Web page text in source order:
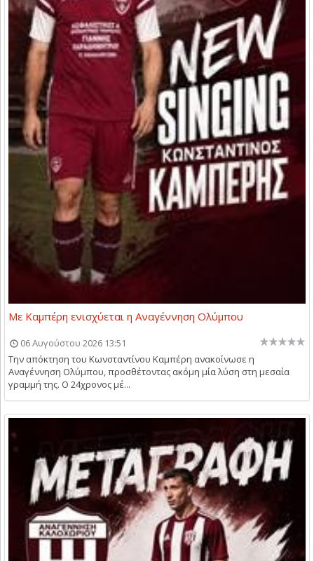
Με Καμπέρη ενισχύεται η Αναγέννηση Ολύμπου
06 Αυγούστου 2026 13:51
Την απόκτηση του Κωνσταντίνου Καμπέρη ανακοίνωσε η
Αναγέννηση Ολύμπου, προσθέτοντας ακόμη μία λύση στη μεσαία
γραμμή της. Ο 24χρονος μέ...